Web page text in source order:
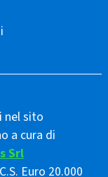
nel sito
a cura di
Srl
Euro 20.000